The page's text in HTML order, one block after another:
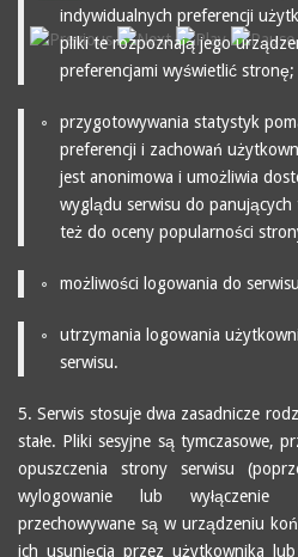
indywidualnych preferencji
pliki te rozpoznają jego
preferencjami wyświetlić stronę;
przygotowywania statystyk
preferencji i zachowań
jest anonimowa i umożliwia
wyglądu serwisu do
też do oceny popularności
możliwości logowania do
utrzymania logowania
serwisu.
5. Serwis stosuje dwa zasadnicze
stałe. Pliki sesyjne są tymczasowe,
opuszczenia strony serwisu
wylogowanie lub wyłączenie
przechowywane są w urządzeniu
ich usunięcia przez użytkownika